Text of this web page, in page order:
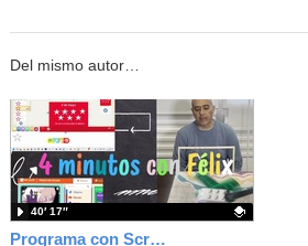
Del mismo autor…
Programa con Scratch, 8 diferentes juegos para vivir la emoción de los partidos de España en el mundial 2026
40′ 17″